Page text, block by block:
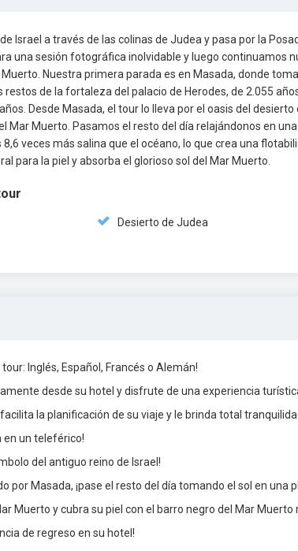
Israel a través de las colinas de Judea y pasa por la
una sesión fotográfica inolvidable y luego continuamos
Nuestra primera parada es en Masada, donde
de la fortaleza del palacio de Herodes, de 2.055
Desde Masada, el tour lo lleva por el oasis del desierto
Mar Muerto. Pasamos el resto del día relajándonos en
veces más salina que el océano, lo que crea una
para la piel y absorba el glorioso sol del Mar Muerto.
Desierto de Judea
tour: Inglés, Español, Francés o Alemán!
desde su hotel y disfrute de una experiencia
la planificación de su viaje y le brinda total
en un teleférico!
del antiguo reino de Israel!
por Masada, ¡pase el resto del día tomando el sol en una
Muerto y cubra su piel con el barro negro del Mar Muerto
de regreso en su hotel!